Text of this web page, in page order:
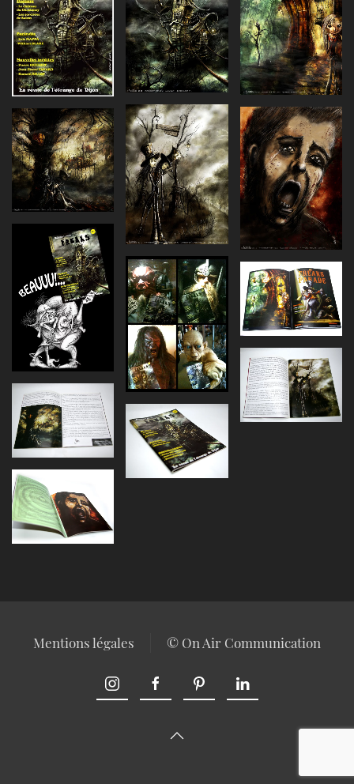
Agrandir Agrandir Agrandir
Agrandir
Agrandir
Agrandir
Agrandir
Agrandir
Agrandir
Agrandir
Agrandir
Agrandir
Agrandir
Mentions légales © On Air Communication